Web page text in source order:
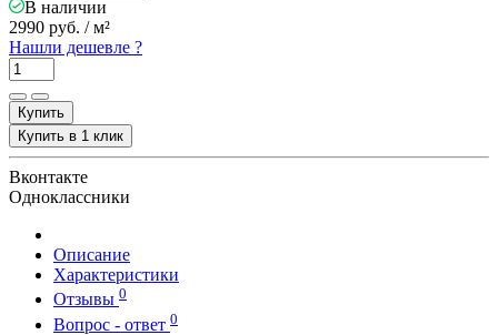
В наличии
2990 руб. / м²
Нашли дешевле ?
Купить
Купить в 1 клик
Вконтакте
Одноклассники
Описание
Характеристики
Отзывы 0
Вопрос - ответ 0